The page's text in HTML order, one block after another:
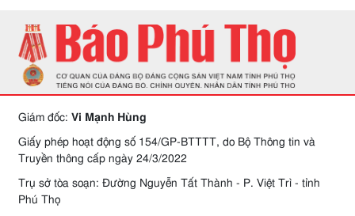
Giám đốc: Vi Mạnh Hùng
Giấy phép hoạt động số 154/GP-BTTTT, do Bộ Thông tin và
Truyền thông cấp ngày 24/3/2022
Trụ sở tòa soạn: Đường Nguyễn Tất Thành - P. Việt Trì - tỉnh
Phú Thọ